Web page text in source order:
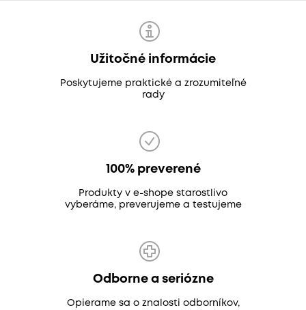
Užitočné informácie
Poskytujeme praktické a zrozumiteľné
rady
100% preverené
Produkty v e-shope starostlivo
vyberáme, preverujeme a testujeme
Odborne a seriózne
Opierame sa o znalosti odborníkov,